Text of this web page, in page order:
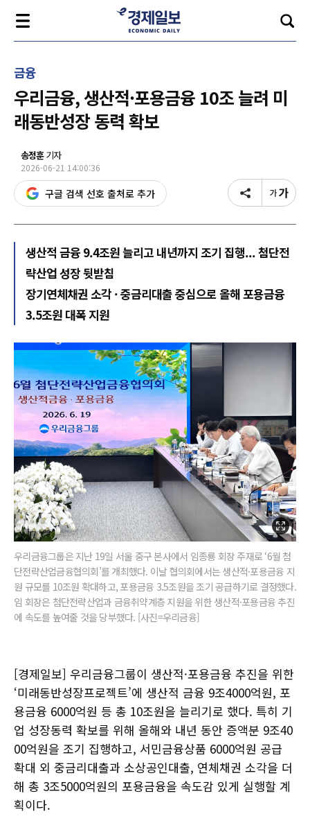
금융
우리금융, 생산적·포용금융 10조 늘려 미
래동반성장 동력 확보
송정훈기자
2026-06-21 14:00:36
구글 검색 선호 출처로 추가
생산적 금융 9.4조원 늘리고 내년까지 조기 집행... 첨단전
략산업 성장 뒷받침
장기연체채권 소각 · 중금리대출 중심으로 올해 포용금융
3.5조원 대폭 지원
우리금융그룹은 지난 19일 서울 중구 본사에서 임종룡 회장 주재로 ‘6월 첨
단전략산업금융협의회’를 개최했다. 이날 협의회에서는 생산적·포용금융 지
원 규모를 10조원 확대하고, 포용금융 3.5조원을 조기 공급하기로 결정했다.
임 회장은 첨단전략산업과 금융취약계층 지원을 위한 생산적·포용금융 추진
에 속도를 높여줄 것을 당부했다. [사진=우리금융]
[경제일보] 우리금융그룹이 생산적·포용금융 추진을 위한
‘미래동반성장프로젝트’에 생산적 금융 9조4000억원, 포
용금융 6000억원 등 총 10조원을 늘리기로 했다. 특히 기
업 성장동력 확보를 위해 올해와 내년 동안 증액분 9조40
00억원을 조기 집행하고, 서민금융상품 6000억원 공급
확대 외 중금리대출과 소상공인대출, 연체채권 소각을 더
해 총 3조5000억원의 포용금융을 속도감 있게 실행할 계
획이다.